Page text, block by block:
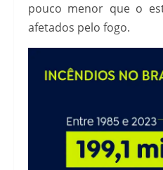
pouco menor que o
afetados pelo fogo.